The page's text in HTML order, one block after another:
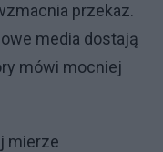
przekaz.
media dostają
mówi mocniej
mierze